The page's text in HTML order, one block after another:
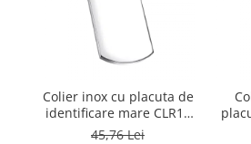
Colier inox cu placuta de
identificare mare CLR13
cu lant militar
45,76 Lei